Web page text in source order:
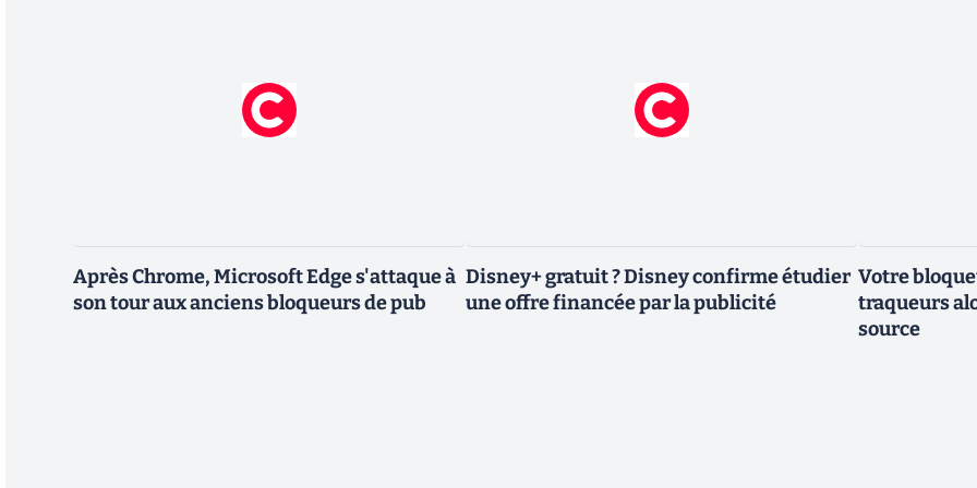
Après Chrome, Microsoft Edge s'attaque à
son tour aux anciens bloqueurs de pub
Disney+ gratuit ? Disney confirme étudier
une offre financée par la publicité
Votre
traqueurs
source